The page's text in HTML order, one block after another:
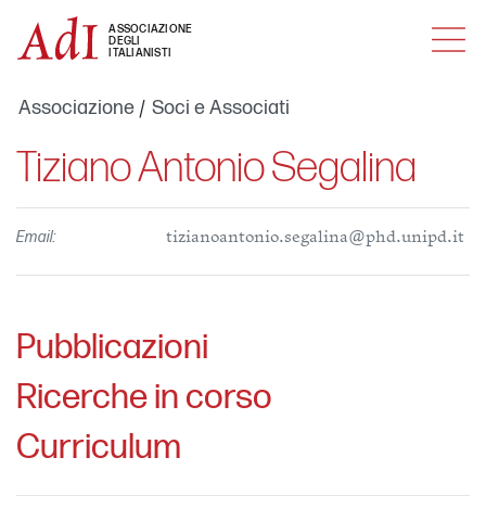
ASSOCIAZIONE
DEGLI
ITALIANISTI
MENU
Associazione Soci e Associati
Tiziano Antonio Segalina
Email: tizianoantonio.segalina@phd.unipd.it
Pubblicazioni
Ricerche in corso
Curriculum